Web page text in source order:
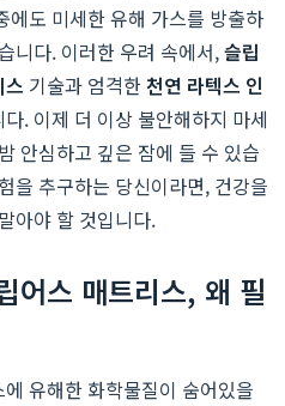
에도 미세한 유해 가스를 방출하
니다. 이러한 우려 속에서,슬립
기술과 엄격한천연 라텍스 인
. 이제 더 이상 불안해하지 마세
안심하고 깊은 잠에 들 수 있습
을 추구하는 당신이라면, 건강을
아야 할 것입니다.
어스 매트리스, 왜 필
유해한 화학물질이 숨어있을